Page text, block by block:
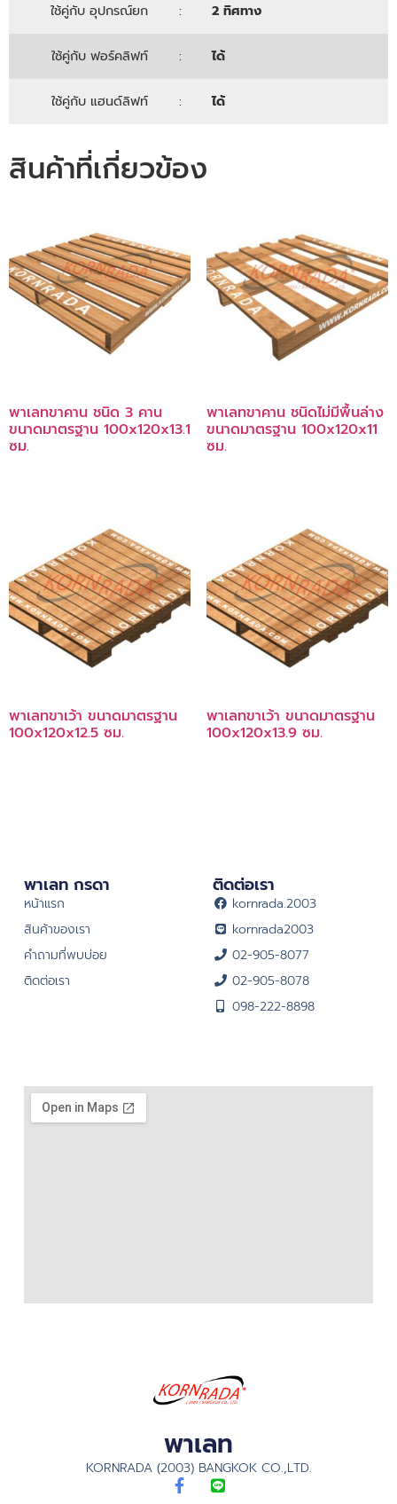
ใช้คู่กับ อุปกรณ์ยก : 2 ทิศทาง
ใช้คู่กับ ฟอร์คลิฟท์ : ได้
ใช้คู่กับ แฮนด์ลิฟท์ : ได้
สินค้าที่เกี่ยวข้อง
พาเลทขาคาน ชนิด 3 คาน
ขนาดมาตรฐาน 100x120x13.1
ซม.
พาเลทขาคาน ชนิดไม่มีพื้นล่าง
ขนาดมาตรฐาน 100x120x11
ซม.
พาเลทขาเว้า ขนาดมาตรฐาน
100x120x12.5 ซม.
พาเลทขาเว้า ขนาดมาตรฐาน
100x120x13.9 ซม.
พาเลท
KORNRADA (2003) BANGKOK CO.,LTD.
พาเลท กรดา
หน้าแรก
สินค้าของเรา
คำถามที่พบบ่อย
ติดต่อเรา
ติดต่อเรา
kornrada.2003
kornrada2003
02-905-8077
02-905-8078
098-222-8898